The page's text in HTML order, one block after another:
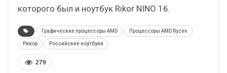
которого был и ноутбук Rikor NINO 16.
Графические процессоры AMD Процессоры AMD Ryzen
Рикор Российские ноутбуки
279